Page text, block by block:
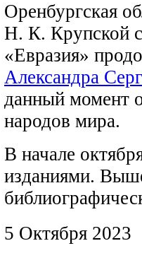
Оренбургская
Н. К. Крупской
«Евразия»
Александра
данный момент
народов мира.
В начале
изданиями.
5 Октября 2023